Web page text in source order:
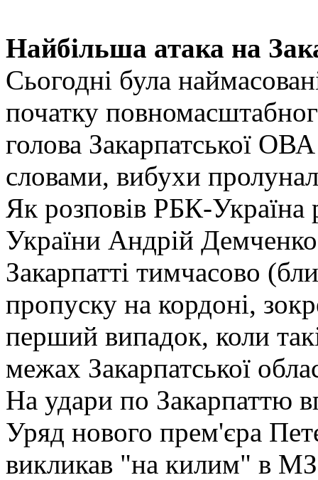
Найбільша атака на
Сьогодні була
початку
голова Закарпатської
словами, вибухи
Як розповів РБК-
України Андрій
Закарпатті тимчасово
пропуску на кордоні,
перший випадок, коли
межах Закарпатської
На удари по Закарпаттю
Уряд нового прем'єра
викликав "на килим" в